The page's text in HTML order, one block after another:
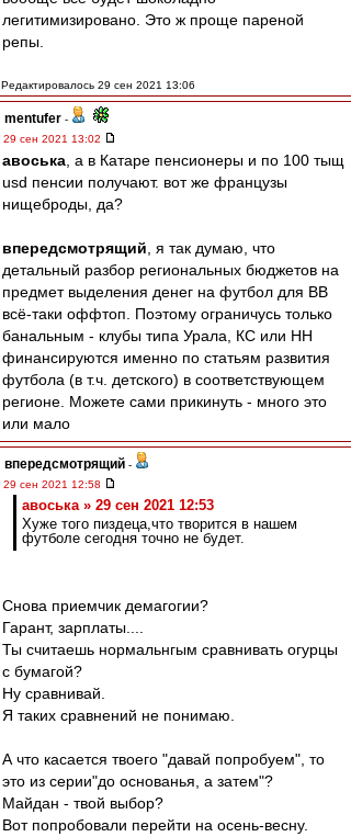
легитимизировано. Это ж проще пареной
репы.
Редактировалось 29 сен 2021 13:06
mentufer -
29 сен 2021 13:02
авоська , а в Катаре пенсионеры и по 100 тыщ
usd пенсии получают. вот же французы
нищеброды, да?
впередсмотрящий , я так думаю, что
детальный разбор региональных бюджетов на
предмет выделения денег на футбол для ВВ
всё-таки оффтоп. Поэтому ограничусь только
банальным - клубы типа Урала, КС или НН
финансируются именно по статьям развития
футбола (в т.ч. детского) в соответствующем
регионе. Можете сами прикинуть - много это
или мало
впередсмотрящий -
29 сен 2021 12:58
авоська » 29 сен 2021 12:53
Хуже того пиздеца,что творится в нашем
футболе сегодня точно не будет.
Снова приемчик демагогии?
Гарант, зарплаты....
Ты считаешь нормальнгым сравнивать огурцы
с бумагой?
Ну сравнивай.
Я таких сравнений не понимаю.
А что касается твоего "давай попробуем", то
это из серии"до основанья, а затем"?
Майдан - твой выбор?
Вот попробовали перейти на осень-весну.